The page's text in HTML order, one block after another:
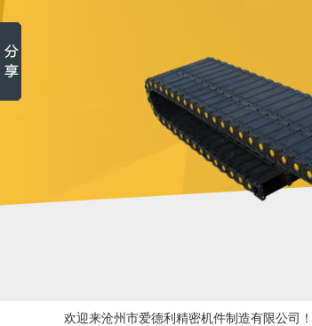
欢迎来沧州市爱德利精密机件制造有限公司！